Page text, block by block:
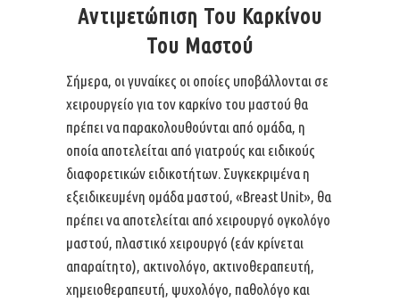
Αντιμετώπιση Του Καρκίνου
Του Μαστού
Σήμερα, οι γυναίκες οι οποίες υποβάλλονται σε
χειρουργείο για τον καρκίνο του μαστού θα
πρέπει να παρακολουθούνται από ομάδα, η
οποία αποτελείται από γιατρούς και ειδικούς
διαφορετικών ειδικοτήτων. Συγκεκριμένα η
εξειδικευμένη ομάδα μαστού, «Breast Unit», θα
πρέπει να αποτελείται από χειρουργό ογκολόγο
μαστού, πλαστικό χειρουργό (εάν κρίνεται
απαραίτητο), ακτινολόγο, ακτινοθεραπευτή,
χημειοθεραπευτή, ψυχολόγο, παθολόγο και